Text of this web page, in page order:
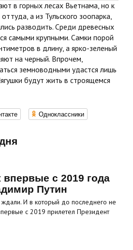
в горных лесах Вьетнама, но к
а из Тульского зоопарка,
разводить. Среди древесных
самыми крупными. Самки порой
в длину, а ярко-зеленый
на черный. Впрочем,
земноводными удастся лишь
будут жить в строящемся
Одноклассники
впервые с 2019 года
Путин
ждали. И в который до последнего не
с 2019 прилетел Президент